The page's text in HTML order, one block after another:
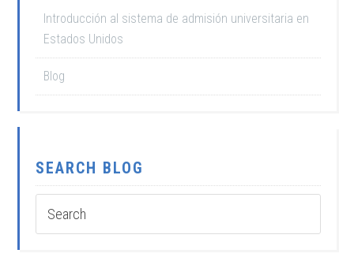
Introducción al sistema de admisión universitaria en
Estados Unidos
Blog
SEARCH BLOG